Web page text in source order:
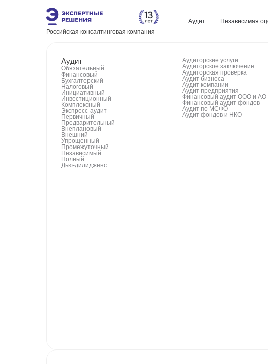
Аудит Независимая
Российская консалтинговая компания
Аудит
Обязательный
Финансовый
Бухгалтерский
Налоговый
Инициативный
Инвестиционный
Комплексный
Экспресс-аудит
Первичный
Предварительный
Внеплановый
Внешний
Упрощенный
Промежуточный
Независимый
Полный
Дью‑дилидженс
Аудиторские услуги
Аудиторское заключение
Аудиторская проверка
Аудит бизнеса
Аудит компании
Аудит предприятия
Финансовый аудит ООО и АО
Финансовый аудит фондов
Аудит по МСФО
Аудит фондов и НКО